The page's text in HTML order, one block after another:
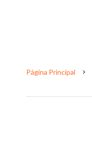
Página Principal